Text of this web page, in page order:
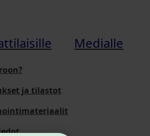
ja tilastot
Medialle